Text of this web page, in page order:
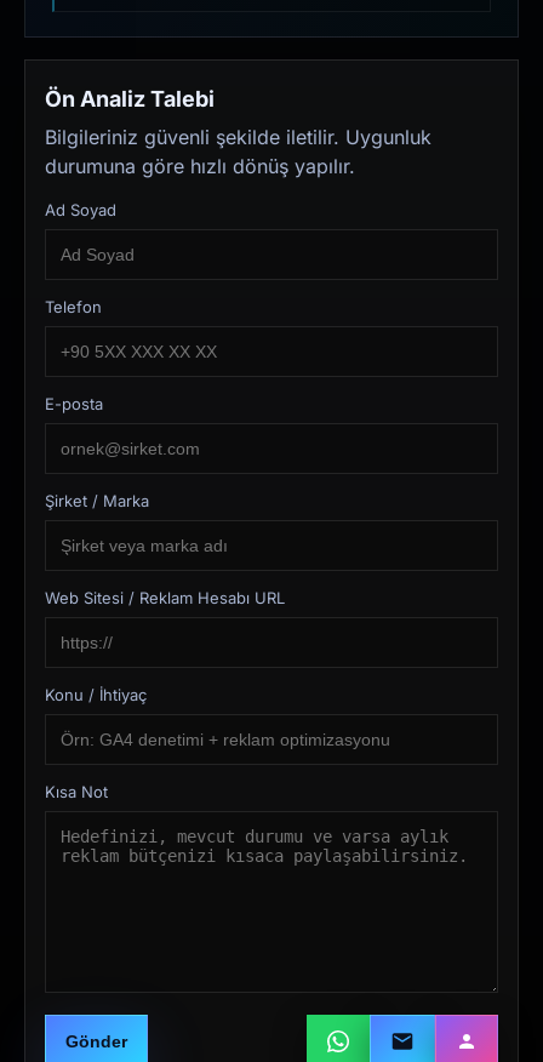
Ön Analiz Talebi
Bilgileriniz güvenli şekilde iletilir. Uygunluk
durumuna göre hızlı dönüş yapılır.
Ad Soyad
Telefon
E-posta
Şirket / Marka
Web Sitesi / Reklam Hesabı URL
Konu / İhtiyaç
Kısa Not
Gönder